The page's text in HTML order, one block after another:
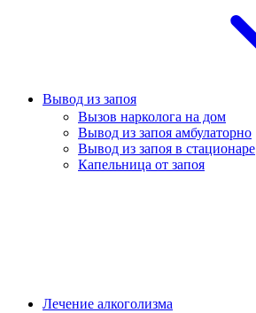
Вывод из запоя
Вызов нарколога на дом
Вывод из запоя амбулаторно
Вывод из запоя в стационаре
Капельница от запоя
Лечение алкоголизма